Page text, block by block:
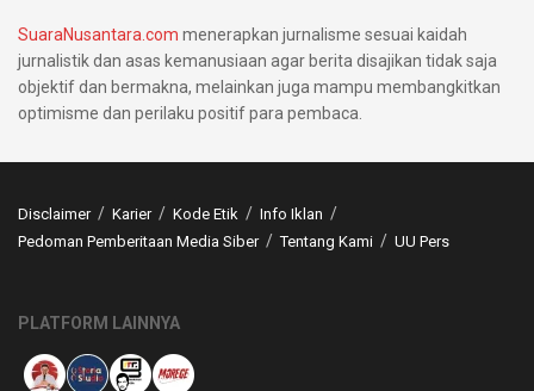
SuaraNusantara.com menerapkan jurnalisme sesuai kaidah
jurnalistik dan asas kemanusiaan agar berita disajikan tidak saja
objektif dan bermakna, melainkan juga mampu membangkitkan
optimisme dan perilaku positif para pembaca.
Disclaimer Karier Kode Etik
Info Iklan
Pedoman Pemberitaan Media Siber
Tentang Kami UU Pers
PLATFORM LAINNYA